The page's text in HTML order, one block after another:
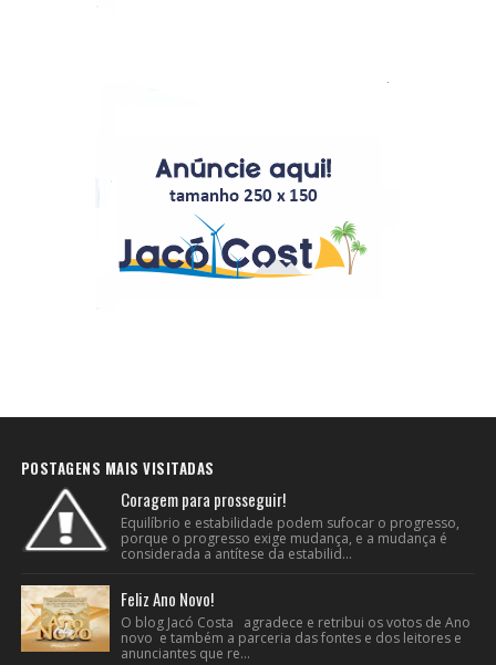
POSTAGENS MAIS VISITADAS
Coragem para prosseguir!
Equilíbrio e estabilidade podem sufocar o progresso,
porque o progresso exige mudança, e a mudança é
considerada a antítese da estabilid...
Feliz Ano Novo!
O blog Jacó Costa agradece e retribui os votos de Ano
novo e também a parceria das fontes e dos leitores e
anunciantes que re...